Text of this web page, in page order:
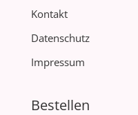
Kontakt
Datenschutz
Impressum
Bestellen